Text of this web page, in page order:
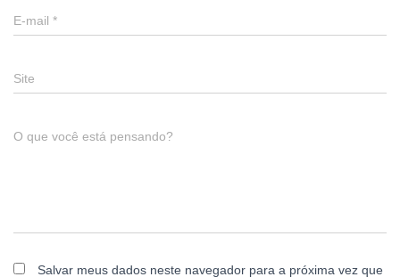
E-mail *
Site
O que você está pensando?
Salvar meus dados neste navegador para a próxima vez que